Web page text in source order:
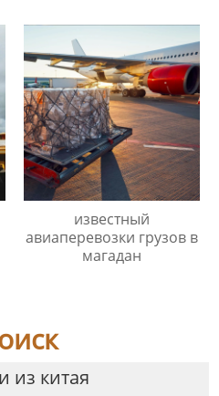
известный
авиаперевозки грузов в
магадан
из китая